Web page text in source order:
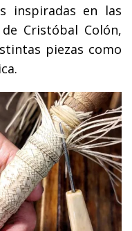
inspiradas en las
Cristóbal Colón,
piezas como